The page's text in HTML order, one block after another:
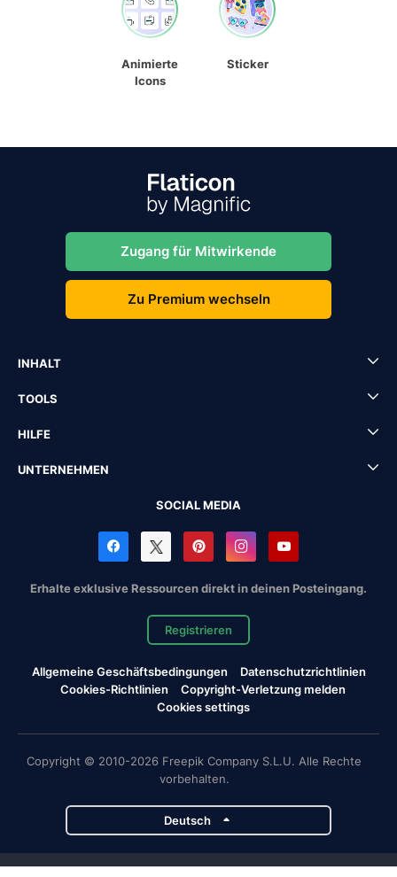
Animierte
Icons
Sticker
Zugang für Mitwirkende
Zu Premium wechseln
INHALT
TOOLS
HILFE
UNTERNEHMEN
SOCIAL MEDIA
Erhalte exklusive Ressourcen direkt in deinen Posteingang.
Registrieren
Allgemeine Geschäftsbedingungen
Datenschutzrichtlinien
Cookies-Richtlinien
Copyright-Verletzung melden
Cookies settings
Copyright © 2010-2026 Freepik Company S.L.U. Alle Rechte
vorbehalten.
Deutsch